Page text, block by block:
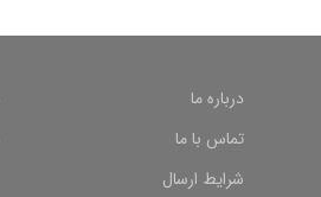
درباره ما
تماس با ما
شرایط ارسال